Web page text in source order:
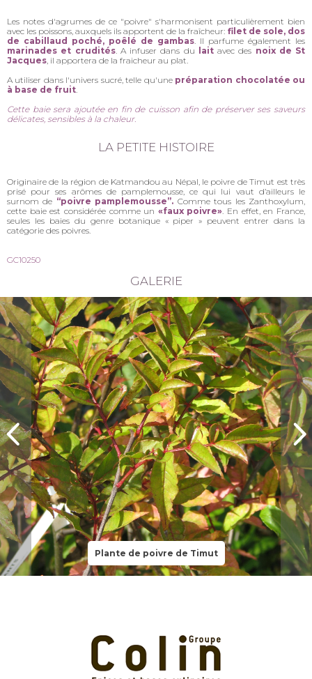
Les notes d'agrumes de ce "poivre" s'harmonisent particulièrement bien
avec les poissons, auxquels ils apportent de la fraîcheur: filet de sole, dos
de cabillaud poché, poêlé de gambas . Il parfume également les
marinades et crudités. A infuser dans du laitavec des noix de St
Jacques , il apportera de la fraicheur au plat.
A utiliser dans l'univers sucré, telle qu'une préparation chocolatée ou
à base de fruit
Cette baie sera ajoutée en fin de cuisson afin de préserver ses saveurs
délicates, sensibles à la chaleur.
LA PETITE HISTOIRE
Originaire de la région de Katmandou au Népal, le poivre de Timut est très
prisé pour ses arômes de pamplemousse, ce qui lui vaut d’ailleurs le
surnom de “poivre pamplemousse”. Comme tous les Zanthoxylum,
cette baie est considérée comme un «faux poivre». En effet, en France,
seules les baies du genre botanique « piper » peuvent entrer dans la
catégorie des poivres.
GC10250
GALERIE
Plante de poivre de Timut